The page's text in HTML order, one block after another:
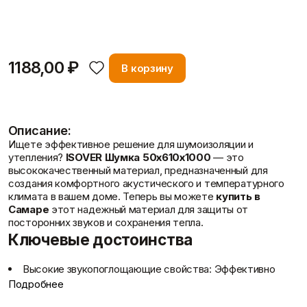
Пенопласт
Пенополистирол
Показать больше
Цпс
Показать больше
Шпаклевки
Базовая шпаклевка
Универсальная шпаклёвка
Финишная шпаклёвка
Показать больше
Штукатурки
Выравнивающие
штукатурки и смеси
штукатурки
Показать больше
Контакты
1188,00 ₽ В корзину
Описание:
Ищете эффективное решение для шумоизоляции и
утепления? ISOVER Шумка 50х610х1000 — это
высококачественный материал, предназначенный для
создания комфортного акустического и температурного
климата в вашем доме. Теперь вы можете купить в
Самаре этот надежный материал для защиты от
посторонних звуков и сохранения тепла.
Ключевые достоинства
Высокие звукопоглощающие свойства: Эффективно
снижает уровень шума, создавая тишину и спокойствие в
Подробнее